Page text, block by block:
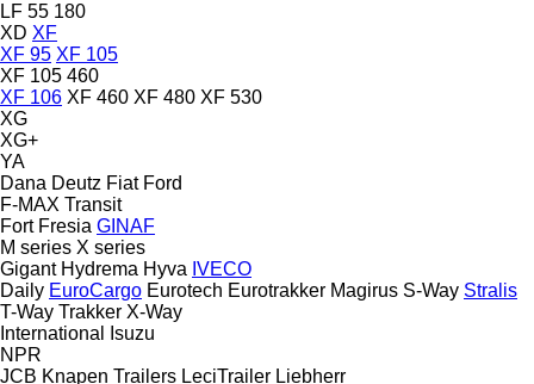
LF 55 180
XD XF
XF 95 XF 105
XF 105 460
XF 106 XF 460 XF 480 XF 530
XG
XG+
YA
Dana Deutz Fiat Ford
F-MAX Transit
Fort Fresia GINAF
M series X series
Gigant Hydrema Hyva IVECO
Daily EuroCargo Eurotech Eurotrakker Magirus S-Way Stralis
T-Way Trakker X-Way
International
Isuzu
NPR
JCB Knapen Trailers LeciTrailer Liebherr